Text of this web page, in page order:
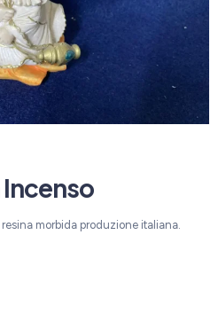
morbida produzione italiana.